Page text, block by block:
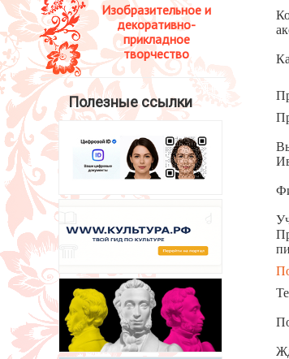
Изобразительное и
декоративно-
прикладное
творчество
Полезные ссылки